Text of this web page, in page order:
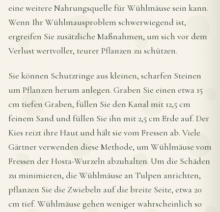
eine weitere Nahrungsquelle für Wühlmäuse sein kann.
Wenn Ihr Wühlmausproblem schwerwiegend ist,
ergreifen Sie zusätzliche Maßnahmen, um sich vor dem
Verlust wertvoller, teurer Pflanzen zu schützen.
Sie können Schutzringe aus kleinen, scharfen Steinen
um Pflanzen herum anlegen. Graben Sie einen etwa 15
cm tiefen Graben, füllen Sie den Kanal mit 12,5 cm
feinem Sand und füllen Sie ihn mit 2,5 cm Erde auf. Der
Kies reizt ihre Haut und hält sie vom Fressen ab. Viele
Gärtner verwenden diese Methode, um Wühlmäuse vom
Fressen der Hosta-Wurzeln abzuhalten. Um die Schäden
zu minimieren, die Wühlmäuse an Tulpen anrichten,
pflanzen Sie die Zwiebeln auf die breite Seite, etwa 20
cm tief. Wühlmäuse gehen weniger wahrscheinlich so